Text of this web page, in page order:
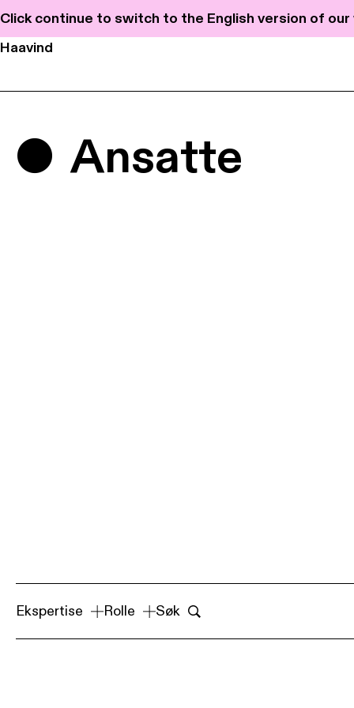
Click continue to switch to the English version of
Haavind
Ansatte
Ekspertise Rolle Søk